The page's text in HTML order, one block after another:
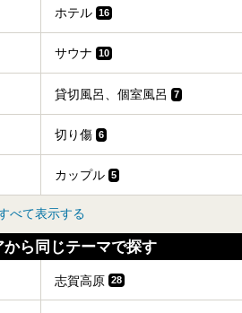
ホテル 16
サウナ 10
貸切風呂、個室風呂 7
切り傷 6
カップル 5
べて表示する
ら同じテーマで探す
志賀高原 28